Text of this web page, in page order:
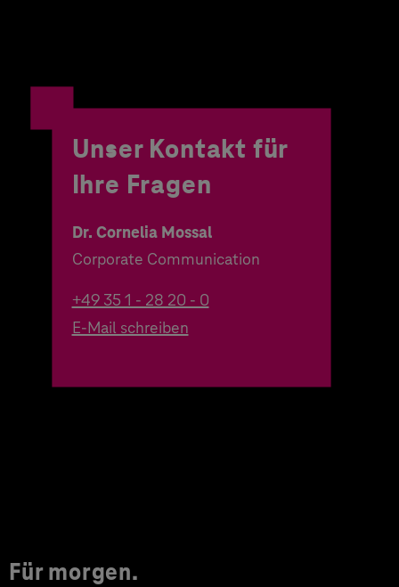
Unser Kontakt für
Ihre Fragen
Dr. Cornelia Mossal
Corporate Communication
+49 35 1 - 28 20 - 0
E-Mail schreiben
Für morgen.